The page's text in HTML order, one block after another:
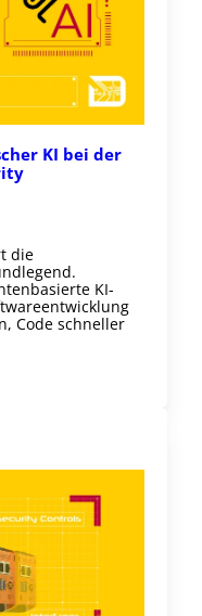
KI bei der
die
KI-
Code schneller